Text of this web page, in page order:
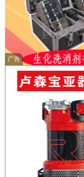
广告